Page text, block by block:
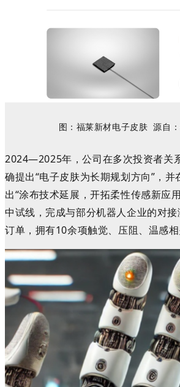
图： 福莱新材电子皮肤 源自：
2024—2025年，公司在多次投资者关
确提出“电子皮肤为长期规划方向”，
出“涂布技术延展，开拓柔性传感新应
中试线，完成与部分机器人企业的对
订单，拥有10余项触觉、压阻、温感相